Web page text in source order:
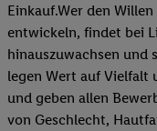
Einkauf.Wer den
entwickeln, findet bei
hinauszuwachsen und
legen Wert auf Vielfalt
und geben allen
von Geschlecht,